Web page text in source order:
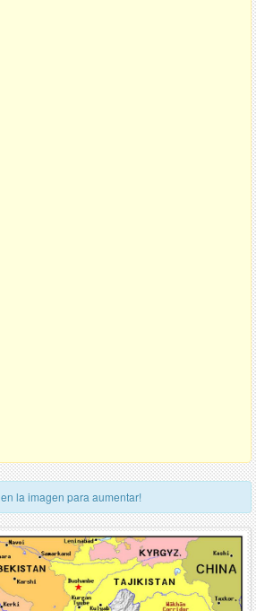
en la imagen para aumentar!